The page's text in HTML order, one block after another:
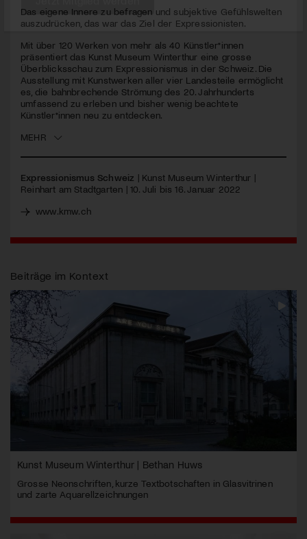
seconds
Das eigene Innere zu befragen und subjektive Gefühlswelten
auszudrücken, das war das Ziel der Expressionisten.
Mit über 120 Werken von mehr als 40 Künstler*innen
präsentiert das Kunst Museum Winterthur eine grosse
Überblicksschau zum Expressionismus in der Schweiz. Die
Ausstellung mit Kunstwerken aller vier Landesteile ermöglicht
es, die bahnbrechende Strömung des 20. Jahrhunderts
umfassend zu erleben und bisher wenig beachtete
Künstler*innen neu zu entdecken.
MEHR
Expressionismus Schweiz | Kunst Museum Winterthur |
Reinhart am Stadtgarten | 10. Juli bis 16. Januar 2022
www.kmw.ch
Beiträge im Kontext
Kunst Museum Winterthur | Bethan Huws
Grosse Neonschriften, kurze Textbotschaften in Glasvitrinen
und zarte Aquarellzeichnungen
Jetzt Mitglied werden